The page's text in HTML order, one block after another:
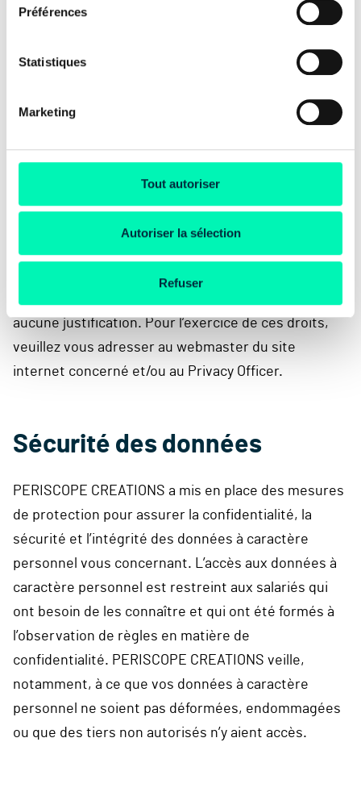
Préférences
Statistiques
Marketing
Tout autoriser
Autoriser la sélection
Refuser
et d’opposition
Vous pouvez, à tout moment, demander à
caractère personnel vous concernant.
Vous bénéficiez également d’un droit de
modification ou de suppression de ces données et
d’un droit de vous opposer, pour des motifs
légitimes, à ce que nous traitions lesdites
données.En matière de prospection commerciale,
vous pouvez utiliser votre droit d’opposition sans
aucune justification. Pour l’exercice de ces droits,
veuillez vous adresser au webmaster du site
internet concerné et/ou au Privacy Officer.
Sécurité des données
PERISCOPE CREATIONS a mis en place des mesures
de protection pour assurer la confidentialité, la
sécurité et l’intégrité des données à caractère
personnel vous concernant. L’accès aux données à
caractère personnel est restreint aux salariés qui
ont besoin de les connaître et qui ont été formés à
l’observation de règles en matière de
confidentialité. PERISCOPE CREATIONS veille,
notamment, à ce que vos données à caractère
personnel ne soient pas déformées, endommagées
ou que des tiers non autorisés n’y aient accès.